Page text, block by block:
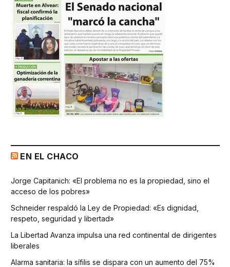
EN EL CHACO
Jorge Capitanich: «El problema no es la propiedad, sino el
acceso de los pobres»
Schneider respaldó la Ley de Propiedad: «Es dignidad,
respeto, seguridad y libertad»
La Libertad Avanza impulsa una red continental de dirigentes
liberales
Alarma sanitaria: la sífilis se dispara con un aumento del 75%